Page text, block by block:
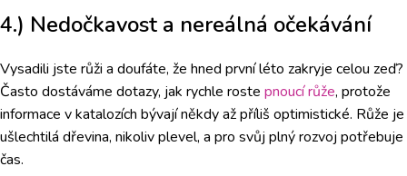
4.) Nedočkavost a nereálná očekávání
Vysadili jste růži a doufáte, že hned první léto zakryje celou zeď?
Často dostáváme dotazy, jak rychle roste pnoucí růže, protože
informace v katalozích bývají někdy až příliš optimistické. Růže je
ušlechtilá dřevina, nikoliv plevel, a pro svůj plný rozvoj potřebuje
čas.